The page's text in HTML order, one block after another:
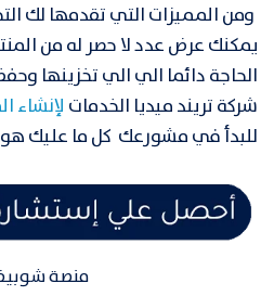
ومن المميزات التي تقدمها لك
يمكنك عرض عدد لا حصر له من
الحاجة دائما الي الي تخزينها
شركة تريند ميديا الخدمات لإنشاء
للبدأ في مشورعك كل ما عليك هو
منصة